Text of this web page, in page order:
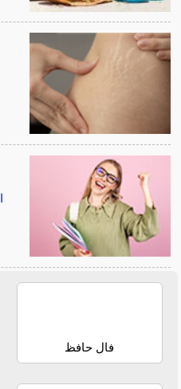
فال حافظ